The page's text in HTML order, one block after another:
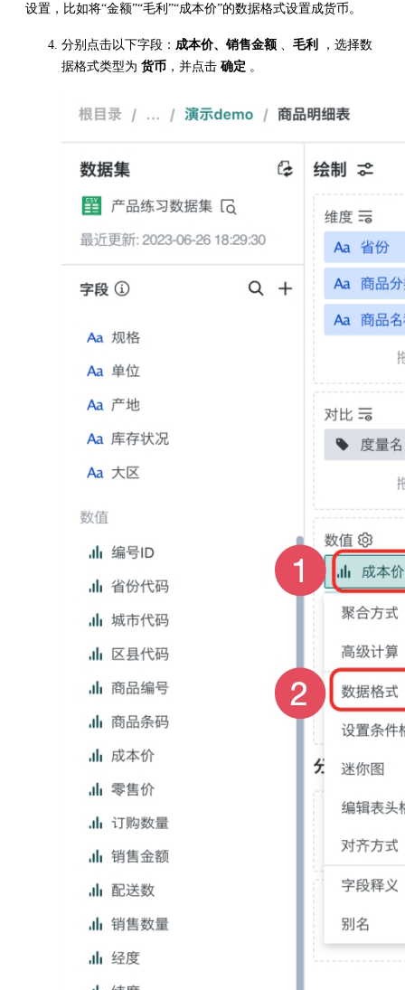
设置，比如将“金额”“毛利”“成本价”的数据格式设置成货币。
分别点击以下字段： 成本价、销售金额 毛利
，选择数
据格式类型为 货币 ，并点击 确定 。